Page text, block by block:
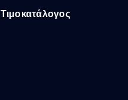
Τιμοκατάλογος